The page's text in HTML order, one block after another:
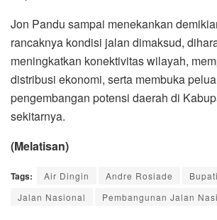
Jon Pandu sampai menekankan
rancaknya kondisi jalan dimaksud,
meningkatkan konektivitas wilayah,
distribusi ekonomi, serta membuka
pengembangan potensi daerah di
sekitarnya.
(Melatisan)
Tags: Air Dingin Andre Rosiade
Jalan Nasional
Pembangunan Jalan